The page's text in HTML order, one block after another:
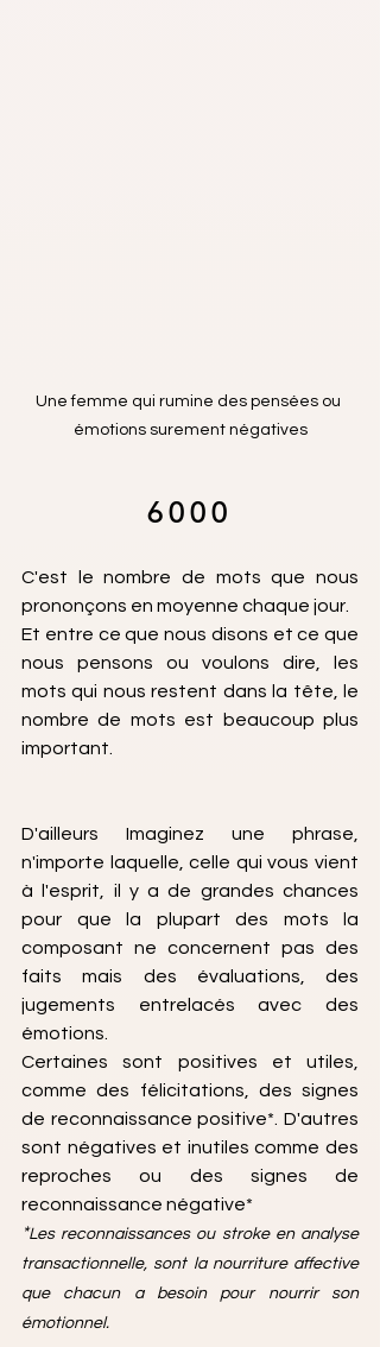
Une femme qui rumine des pensées ou
émotions surement négatives
6 0 0 0
C'est le nombre de mots que nous
prononçons en moyenne chaque jour.
Et entre ce que nous disons et ce que
nous pensons ou voulons dire, les
mots qui nous restent dans la tête, le
nombre de mots est beaucoup plus
important.
D'ailleurs Imaginez une phrase,
n'importe laquelle, celle qui vous vient
à l'esprit, il y a de grandes chances
pour que la plupart des mots la
composant ne concernent pas des
faits mais des évaluations, des
jugements entrelacés avec des
émotions.
Certaines sont positives et utiles,
comme des félicitations, des signes
de reconnaissance positive*. D'autres
sont négatives et inutiles comme des
reproches ou des signes de
reconnaissance négative*
*Les reconnaissances ou stroke en analyse
transactionnelle, sont la nourriture affective
que chacun a besoin pour nourrir son
émotionnel.